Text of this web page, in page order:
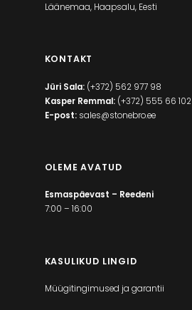
Läänemaa, Haapsalu, Eesti
KONTAKT
Jüri Sala: (+372) 562 977 98
Kasper Remmal: (+372) 555 66 102
E-post: sales@stonebro.ee
OLEME AVATUD
Esmaspäevast – Reedeni
7:00 – 16:00
KASULIKUD LINGID
Müügitingimused ja garantii